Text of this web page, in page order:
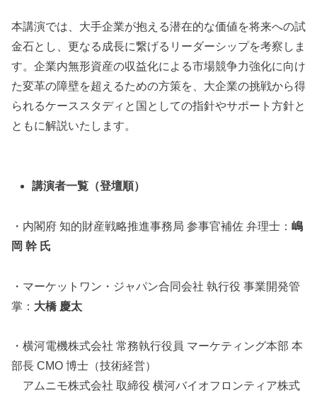
本講演では、大手企業が抱える潜在的な価値を将来への試
金石とし、更なる成長に繋げるリーダーシップを考察しま
す。企業内無形資産の収益化による市場競争力強化に向け
た変革の障壁を超えるための方策を、大企業の挑戦から得
られるケーススタディと国としての指針やサポート方針と
ともに解説いたします。
講演者一覧（登壇順）
・内閣府 知的財産戦略推進事務局 参事官補佐 弁理士： 嶋
岡 幹 氏
・マーケットワン・ジャパン合同会社 執行役 事業開発管
掌： 大橋 慶太
・横河電機株式会社 常務執行役員 マーケティング本部 本
部長 CMO 博士（技術経営）
アムニモ株式会社 取締役 横河バイオフロンティア株式